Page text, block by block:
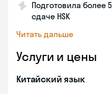
Подготовила более
сдаче HSK
Читать дальше
Услуги и цены
Китайский язык